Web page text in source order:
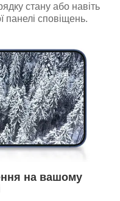
стану або навіть
панелі сповіщень.
на вашому